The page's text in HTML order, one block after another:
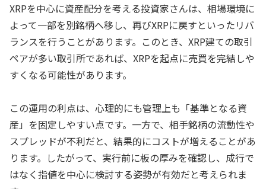
XRPを中心に資産配分を考える投資家さんは、相場環境に
よって一部を別銘柄へ移し、再びXRPに戻すといったリバ
ランスを行うことがあります。このとき、XRP建ての取引
ペアが多い取引所であれば、XRPを起点に売買を完結しや
すくなる可能性があります。
この運用の利点は、心理的にも管理上も「基準となる資
産」を固定しやすい点です。一方で、相手銘柄の流動性や
スプレッドが不利だと、結果的にコストが増えることがあ
ります。したがって、実行前に板の厚みを確認し、成行で
はなく指値を中心に検討する姿勢が有効だと考えられま